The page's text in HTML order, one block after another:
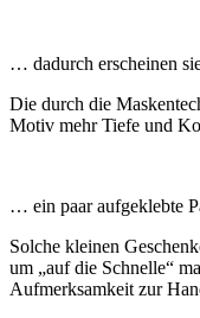
… dadurch erscheinen
Die durch die
Motiv mehr Tiefe und
… ein paar aufgeklebte
Solche kleinen
um „auf die Schnelle“
Aufmerksamkeit zur